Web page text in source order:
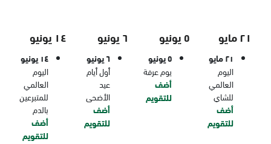
٢١ مايو
٢١ مايو
اليوم
العالمي
للشاي
أضف
للتقويم
٥ يونيو
٥ يونيو
يوم عرفة
أضف
للتقويم
٦ يونيو
٦ يونيو
أول أيام
عيد
الأضحى
أضف
للتقويم
١٤ يونيو
١٤ يونيو
اليوم
العالمي
للمتبرعين
بالدم
أضف
للتقويم